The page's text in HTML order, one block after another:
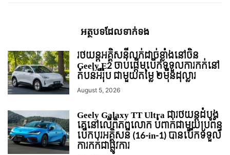
អត្ថបទ​ដែល​ទាក់ទង
រថយន្ដអគ្គិសនីលក់ដាច់ខ្លាំងនៅចិន
Geely E2 ចាប់ផ្តើមបើកទទួលការកក់នៅ
តំបន់អឺរ៉ុប ជាមួយតម្លៃ ២ម៉ឺនដុល្លារ
August 5, 2026
Geely Galaxy TT Ultra ជារថយន្ដដំបូង
គេនៅលើពិភពលោក បំពាក់ជាមួយប្រព័ន្ធ
បើកបរអគ្គិសនី (16-in-1) បានបើកទទួល
ការកក់ជាផ្លូវការ